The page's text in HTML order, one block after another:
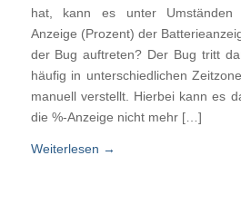
hat, kann es unter Umständen
Anzeige (Prozent) der
der Bug auftreten? Der Bug tritt
häufig in unterschiedlichen
manuell verstellt. Hierbei kann es
die %-Anzeige nicht mehr […]
Weiterlesen →